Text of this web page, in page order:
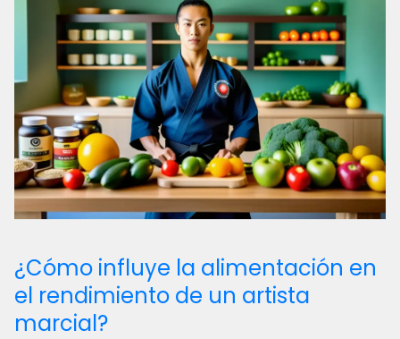
¿Cómo influye la alimentación en
el rendimiento de un artista
marcial?